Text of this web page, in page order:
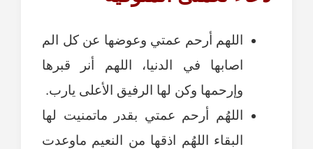
اللهم أرحم عمتي وعوضها عن كل الم
اصابها في الدنيا، اللهم أنر قبرها
وإرحمها وكن لها الرفيق الأعلى يارب.
اللهُم أرحم عمتي بقدر ماتمنيت لها
البقاء اللهُم اذقها من النعيم ماوعدت